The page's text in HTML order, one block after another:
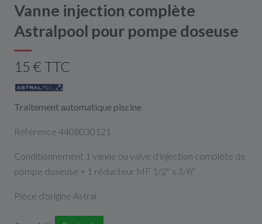
Vanne injection complète
Astralpool pour pompe doseuse
15 € TTC
Traitement automatique piscine
Référence 4408030121
Conditionnement 1 vanne ou valve d'injection complète de
pompe doseuse + 1 réducteur MF 1/2'' x 3/8''
Pièce d'origine Astral